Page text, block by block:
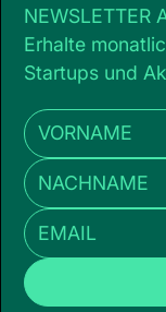
NEWSLETTER
Erhalte
Startups und